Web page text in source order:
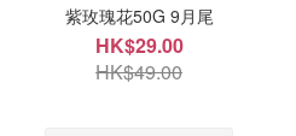
紫玫瑰花50G 9月尾
HK$29.00
HK$49.00